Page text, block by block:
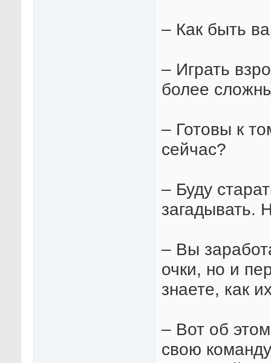
– Как быть
– Играть
более
– Готовы к
сейчас?
– Буду
загадывать.
– Вы
очки, но и
знаете, как
– Вот об
свою